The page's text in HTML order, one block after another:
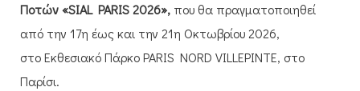
Ποτών «SIAL PARIS 2026», που θα πραγματοποιηθεί
από την 17η έως και την 21η Οκτωβρίου 2026,
στο Εκθεσιακό Πάρκο PARIS NORD VILLEPINTE, στο
Παρίσι.